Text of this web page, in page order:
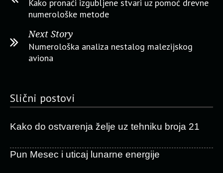
Kako pronaći izgubljene stvari uz pomoć drevne
numerološke metode
Next Story
Numerološka analiza nestalog malezijskog
aviona
Slični postovi
Kako do ostvarenja želje uz tehniku broja 21
Pun Mesec i uticaj lunarne energije